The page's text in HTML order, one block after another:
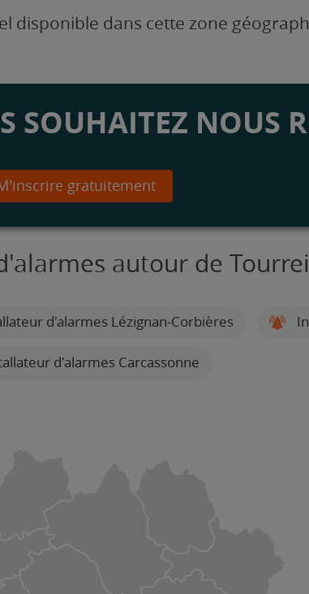
disponible dans cette zone
SOUHAITEZ NOUS
gratuitement
autour de
d'alarmes Lézignan-Corbières
d'alarmes Carcassonne